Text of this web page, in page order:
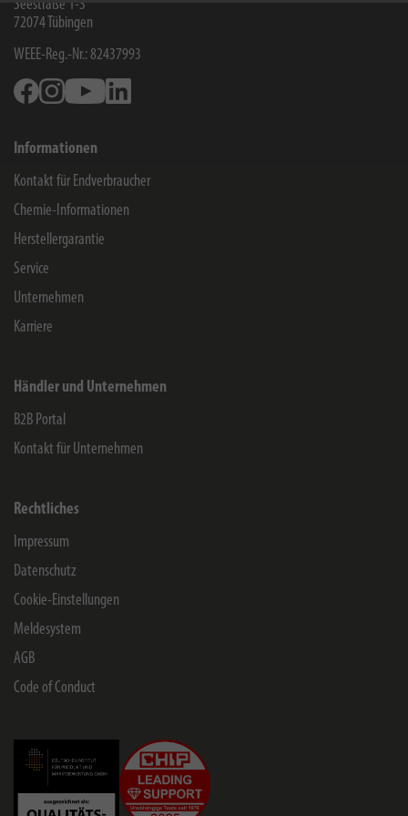
Seestraße 1-3
72074 Tübingen
WEEE-Reg.-Nr.: 82437993
FacebookInstagramYoutube
Informationen
Kontakt für Endverbraucher
Chemie-Informationen
Herstellergarantie
Service
Unternehmen
Karriere
Händler und Unternehmen
B2B Portal
Kontakt für Unternehmen
Rechtliches
Impressum
Datenschutz
Cookie-Einstellungen
Meldesystem
AGB
Code of Conduct